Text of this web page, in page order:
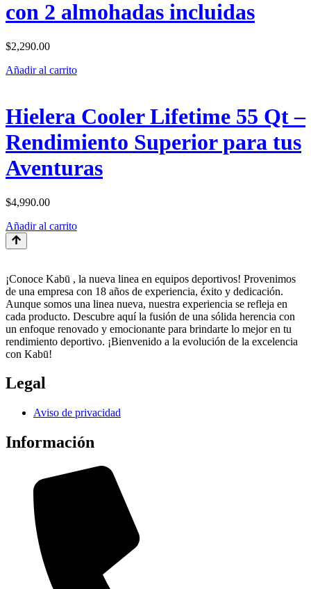
con 2 almohadas incluidas
$2,290.00
Añadir al carrito
Hielera Cooler Lifetime 55 Qt –
Rendimiento Superior para tus
Aventuras
$4,990.00
Añadir al carrito
¡Conoce Kabū , la nueva linea en equipos deportivos! Provenimos
de una empresa con 18 años de experiencia, éxito y dedicación.
Aunque somos una linea nueva, nuestra experiencia se refleja en
cada producto. Descubre aquí la fusión de una sólida herencia con
un enfoque renovado y emocionante para brindarte lo mejor en tu
rendimiento deportivo. ¡Bienvenido a la evolución de la excelencia
con Kabū!
Legal
Aviso de privacidad
Información